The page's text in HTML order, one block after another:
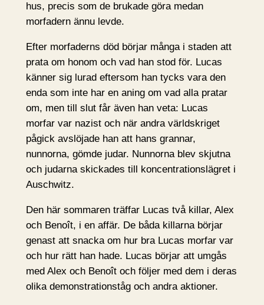
hus, precis som de brukade göra medan
morfadern ännu levde.
Efter morfaderns död börjar många i staden att
prata om honom och vad han stod för. Lucas
känner sig lurad eftersom han tycks vara den
enda som inte har en aning om vad alla pratar
om, men till slut får även han veta: Lucas
morfar var nazist och när andra världskriget
pågick avslöjade han att hans grannar,
nunnorna, gömde judar. Nunnorna blev skjutna
och judarna skickades till koncentrationslägret i
Auschwitz.
Den här sommaren träffar Lucas två killar, Alex
och Benoît, i en affär. De båda killarna börjar
genast att snacka om hur bra Lucas morfar var
och hur rätt han hade. Lucas börjar att umgås
med Alex och Benoît och följer med dem i deras
olika demonstrationståg och andra aktioner.